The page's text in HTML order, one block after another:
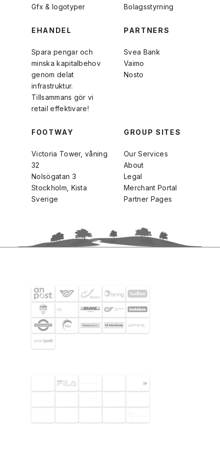
Gfx & logotyper
Bolagsstyrning
EHANDEL
Spara pengar och
minska kapitalbehov
genom delat
infrastruktur.
Tillsammans gör vi
retail effektivare!
PARTNERS
Svea Bank
Vaimo
Nosto
FOOTWAY
Victoria Tower, våning
32
Nolsögatan 3
Stockholm, Kista
Sverige
GROUP SITES
Our Services
About
Legal
Merchant Portal
Partner Pages